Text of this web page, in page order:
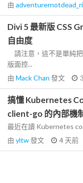
由
Divi 5 最新版 CSS
自由度
請注意，這不是單純把
版面控...
由 Mack Chan 發文
搞懂 Kubernetes
client-go 的內部機
最近在讀 Kubernetes
由 yltw發文 4 天前